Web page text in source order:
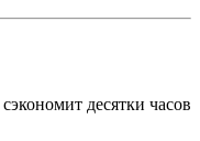
сэкономит десятки часов